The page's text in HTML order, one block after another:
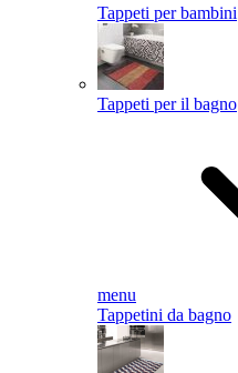
Tappeti per bambini
Tappeti per il bagno
menu
Tappetini da bagno